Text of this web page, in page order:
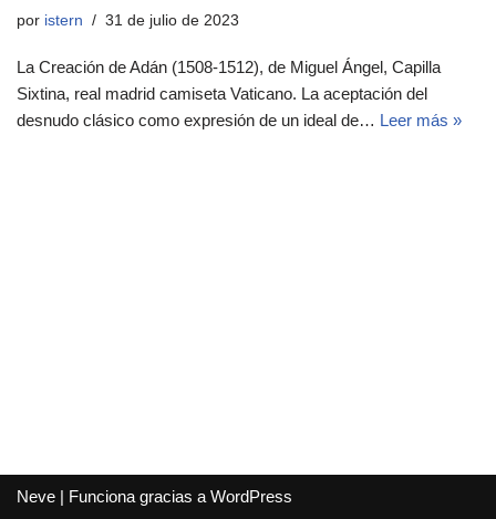
por istern 31 de julio de 2023
La Creación de Adán (1508-1512), de Miguel Ángel, Capilla
Sixtina, real madrid camiseta Vaticano. La aceptación del
desnudo clásico como expresión de un ideal de… Leer más »
Neve | Funciona gracias a WordPress